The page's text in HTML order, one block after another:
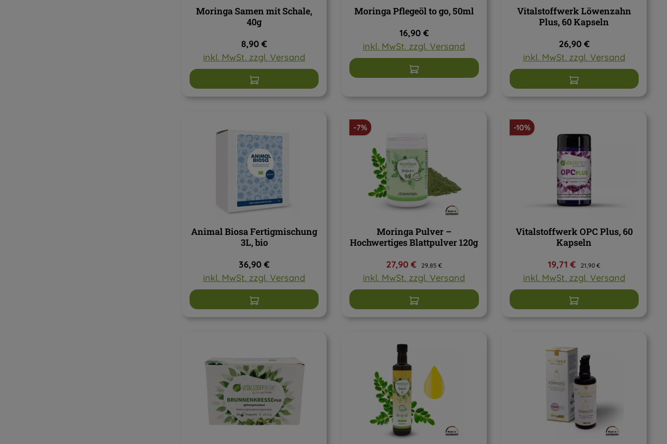
Moringa Samen mit Schale,
40g
Regulärer Preis:
8,90 €
inkl. MwSt. zzgl. Versand
In den Warenkorb
Moringa Pflegeöl to go, 50ml
Regulärer Preis:
16,90 €
inkl. MwSt. zzgl. Versand
In den Warenkorb
Vitalstoffwerk Löwenzahn
Plus, 60 Kapseln
Regulärer Preis:
26,90 €
inkl. MwSt. zzgl. Versand
In den Warenkorb
Animal Biosa Fertigmischung
3L, bio
Regulärer Preis:
36,90 €
inkl. MwSt. zzgl. Versand
In den Warenkorb
-7%Rabatt
Moringa Pulver –
Hochwertiges Blattpulver 120g
Verkaufspreis:
27,90 € Regulärer Preis:
29,85 €
inkl. MwSt. zzgl. Versand
In den Warenkorb
-10%Rabatt
Vitalstoffwerk OPC Plus, 60
Kapseln
Verkaufspreis:
19,71 € Regulärer Preis:
21,90 €
inkl. MwSt. zzgl. Versand
In den Warenkorb